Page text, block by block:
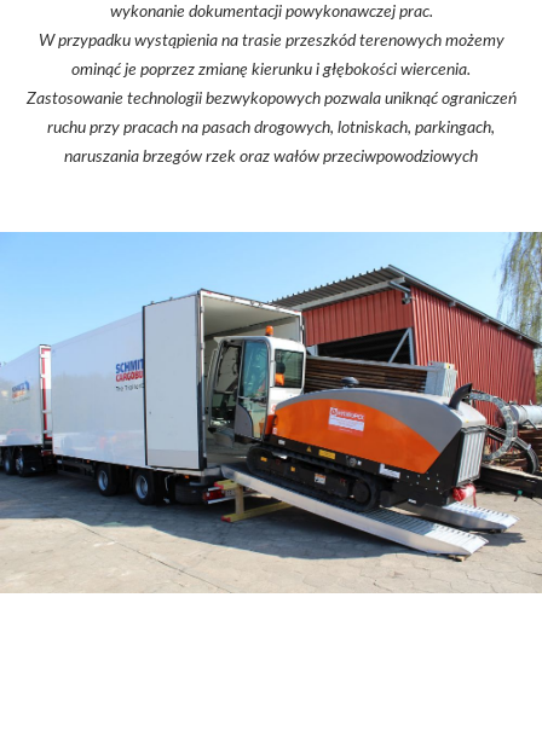
wykonanie dokumentacji powykonawczej prac.
W przypadku wystąpienia na trasie przeszkód terenowych możemy
ominąć je poprzez zmianę kierunku i głębokości wiercenia.
Zastosowanie technologii bezwykopowych pozwala uniknąć ograniczeń
ruchu przy pracach na pasach drogowych, lotniskach, parkingach,
naruszania brzegów rzek oraz wałów przeciwpowodziowych